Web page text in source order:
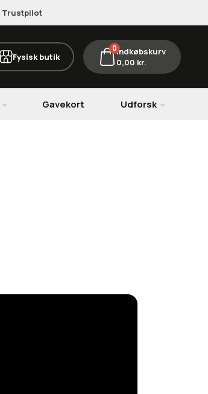
Trustpilot
Fysisk butik
0Indkøbskurv
0,00 kr.
Gavekort Udforsk